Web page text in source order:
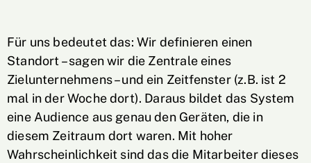
Für uns bedeutet das: Wir definieren einen
Standort – sagen wir die Zentrale eines
Zielunternehmens – und ein Zeitfenster (z.B. ist 2
mal in der Woche dort). Daraus bildet das System
eine Audience aus genau den Geräten, die in
diesem Zeitraum dort waren. Mit hoher
Wahrscheinlichkeit sind das die Mitarbeiter dieses